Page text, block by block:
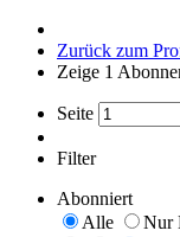
Zurück zum
Zeige 1
Seite
Filter
Abonniert
Alle
Nur